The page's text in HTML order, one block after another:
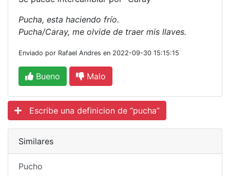
Pucha, esta haciendo frío.
Pucha/Caray, me olvide de traer mis llaves.
Enviado por Rafael Andres en 2022-09-30 15:15:15
Bueno Malo
Escribe una definicion de “pucha”
Similares
Pucho